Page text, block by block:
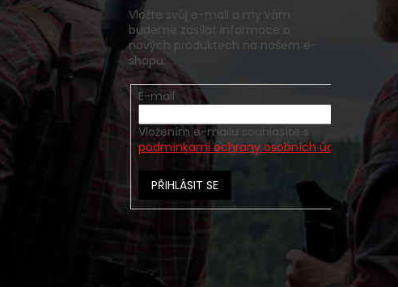
Vložte svůj e-mail a my vám
budeme zasílat informace o
nových produktech na našem e-
shopu.
E-mail
Vložením e-mailu souhlasíte s
podmínkami ochrany osobních údajů
PŘIHLÁSIT SE